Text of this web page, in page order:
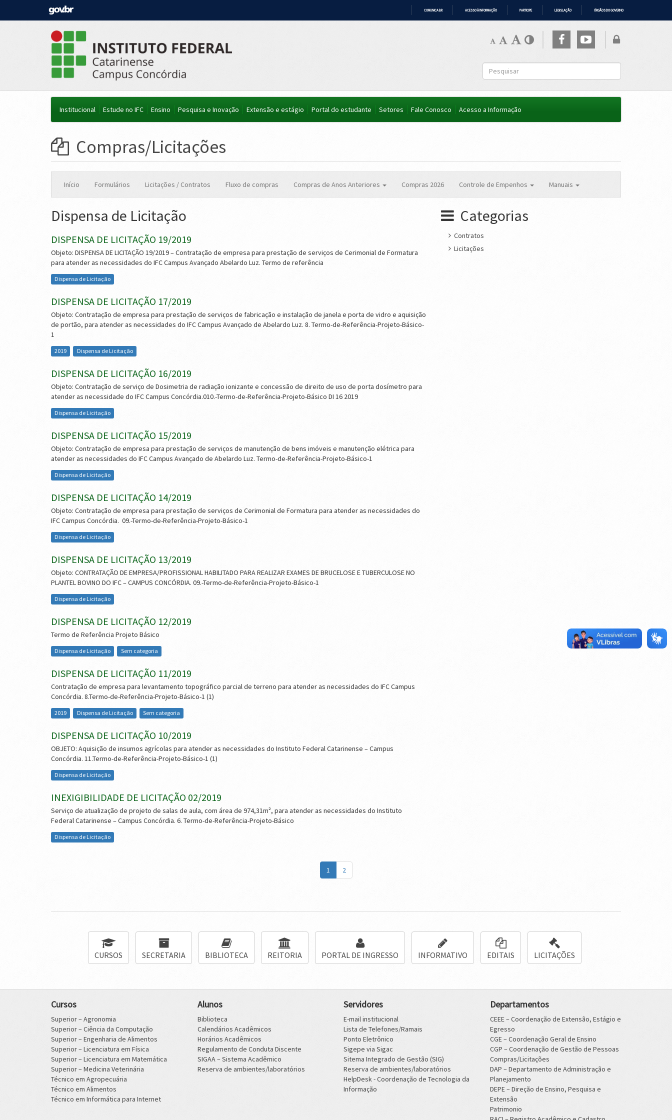
COMUNICA BR ACESSO À INFORMAÇÃO PARTICIPE LEGISLAÇÃO ÓRGÃOS DO GOVERNO
Institucional Estude no IFC Ensino Pesquisa e Inovação Extensão e estágio Portal do estudante Setores Fale Conosco Acesso a Informação
Compras/Licitações
Início Formulários Licitações / Contratos Fluxo de compras Compras de Anos Anteriores Compras 2026 Controle de Empenhos Manuais
Dispensa de Licitação
DISPENSA DE LICITAÇÃO 19/2019
Objeto: DISPENSA DE LICITAÇÃO 19/2019 – Contratação de empresa para prestação de serviços de Cerimonial de Formatura
para atender as necessidades do IFC Campus Avançado Abelardo Luz. Termo de referência
Dispensa de Licitação
DISPENSA DE LICITAÇÃO 17/2019
Objeto: Contratação de empresa para prestação de serviços de fabricação e instalação de janela e porta de vidro e aquisição
de portão, para atender as necessidades do IFC Campus Avançado de Abelardo Luz. 8. Termo-de-Referência-Projeto-Básico-
1
2019 Dispensa de Licitação
DISPENSA DE LICITAÇÃO 16/2019
Objeto: Contratação de serviço de Dosimetria de radiação ionizante e concessão de direito de uso de porta dosímetro para
atender as necessidade do IFC Campus Concórdia.010.-Termo-de-Referência-Projeto-Básico DI 16 2019
Dispensa de Licitação
DISPENSA DE LICITAÇÃO 15/2019
Objeto: Contratação de empresa para prestação de serviços de manutenção de bens imóveis e manutenção elétrica para
atender as necessidades do IFC Campus Avançado de Abelardo Luz. Termo-de-Referência-Projeto-Básico-1
Dispensa de Licitação
DISPENSA DE LICITAÇÃO 14/2019
Objeto: Contratação de empresa para prestação de serviços de Cerimonial de Formatura para atender as necessidades do
IFC Campus Concórdia. 09.-Termo-de-Referência-Projeto-Básico-1
Dispensa de Licitação
DISPENSA DE LICITAÇÃO 13/2019
Objeto: CONTRATAÇÃO DE EMPRESA/PROFISSIONAL HABILITADO PARA REALIZAR EXAMES DE BRUCELOSE E TUBERCULOSE NO
PLANTEL BOVINO DO IFC – CAMPUS CONCÓRDIA. 09.-Termo-de-Referência-Projeto-Básico-1
Dispensa de Licitação
DISPENSA DE LICITAÇÃO 12/2019
Termo de Referência Projeto Básico
Dispensa de Licitação Sem categoria
DISPENSA DE LICITAÇÃO 11/2019
Contratação de empresa para levantamento topográfico parcial de terreno para atender as necessidades do IFC Campus
Concórdia. 8.Termo-de-Referência-Projeto-Básico-1 (1)
2019 Dispensa de Licitação Sem categoria
DISPENSA DE LICITAÇÃO 10/2019
OBJETO: Aquisição de insumos agrícolas para atender as necessidades do Instituto Federal Catarinense – Campus
Concórdia. 11.Termo-de-Referência-Projeto-Básico-1 (1)
Dispensa de Licitação
INEXIGIBILIDADE DE LICITAÇÃO 02/2019
Serviço de atualização de projeto de salas de aula, com área de 974,31m², para atender as necessidades do Instituto
Federal Catarinense – Campus Concórdia. 6. Termo-de-Referência-Projeto-Básico
Dispensa de Licitação
Categorias
Contratos
Licitações
1 2
CURSOS SECRETARIA BIBLIOTECA REITORIA PORTAL DE INGRESSO INFORMATIVO EDITAIS LICITAÇÕES
Cursos
Superior – Agronomia
Superior – Ciência da Computação
Superior – Engenharia de Alimentos
Superior – Licenciatura em Física
Superior – Licenciatura em Matemática
Superior – Medicina Veterinária
Técnico em Agropecuária
Técnico em Alimentos
Técnico em Informática para Internet
Alunos
Biblioteca
Calendários Acadêmicos
Horários Acadêmicos
Regulamento de Conduta Discente
SIGAA – Sistema Acadêmico
Reserva de ambientes/laboratórios
Servidores
E-mail institucional
Lista de Telefones/Ramais
Ponto Eletrônico
Sigepe via Sigac
Sitema Integrado de Gestão (SIG)
Reserva de ambientes/laboratórios
HelpDesk - Coordenação de Tecnologia da
Informação
Departamentos
CEEE – Coordenação de Extensão, Estágio e
Egresso
CGE – Coordenação Geral de Ensino
CGP – Coordenação de Gestão de Pessoas
Compras/Licitações
DAP – Departamento de Administração e
Planejamento
DEPE – Direção de Ensino, Pesquisa e
Extensão
Patrimonio